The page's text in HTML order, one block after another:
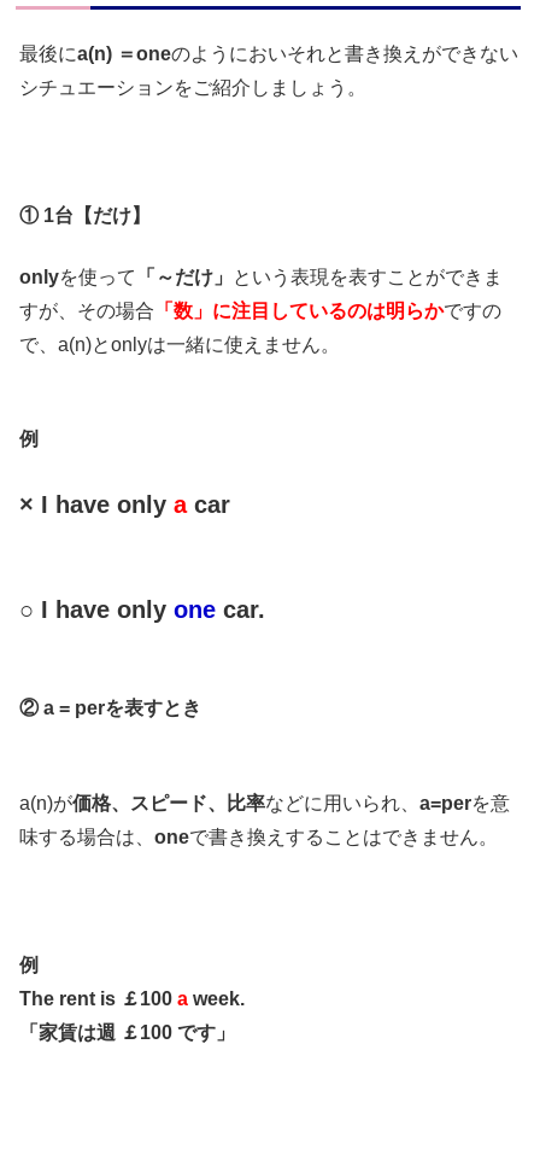
最後にa(n) ＝oneのようにおいそれと書き換えができない
シチュエーションをご紹介しましょう。
① 1台【だけ】
onlyを使って 「～だけ」
という表現を表すことができま
すが、その場合 「数」に注目しているのは明らかですの
で、a(n)とonlyは一緒に使えません。
例
× I have only acar
○ I have only one car.
② a = perを表すとき
a(n)が価格、スピード、比率などに用いられ、 a=perを意
味する場合は、 oneで書き換えすることはできません。
例
The rent is ￡100 a week.
「家賃は週 ￡100 です」